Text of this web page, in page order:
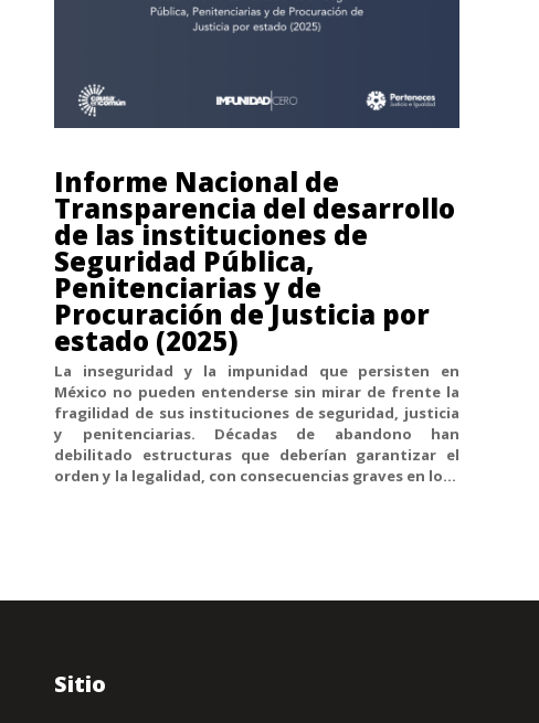
Informe Nacional de
Transparencia del desarrollo
de las instituciones de
Seguridad Pública,
Penitenciarias y de
Procuración de Justicia por
estado (2025)
La inseguridad y la impunidad que persisten en
México no pueden entenderse sin mirar de frente la
fragilidad de sus instituciones de seguridad, justicia
y penitenciarias. Décadas de abandono han
debilitado estructuras que deberían garantizar el
orden y la legalidad, con consecuencias graves en lo...
Sitio